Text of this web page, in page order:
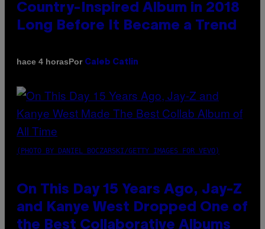
Country-Inspired Album in 2018
Long Before It Became a Trend
hace 4 horasPor Caleb Catlin
(PHOTO BY DANIEL BOCZARSKI/GETTY IMAGES FOR VEVO)
On This Day 15 Years Ago, Jay-Z
and Kanye West Dropped One of
the Best Collaborative Albums